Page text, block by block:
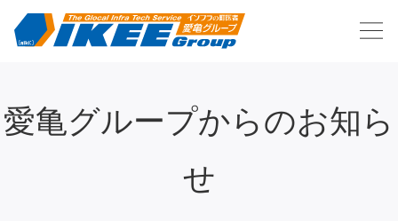
愛亀グループからのお知ら
せ